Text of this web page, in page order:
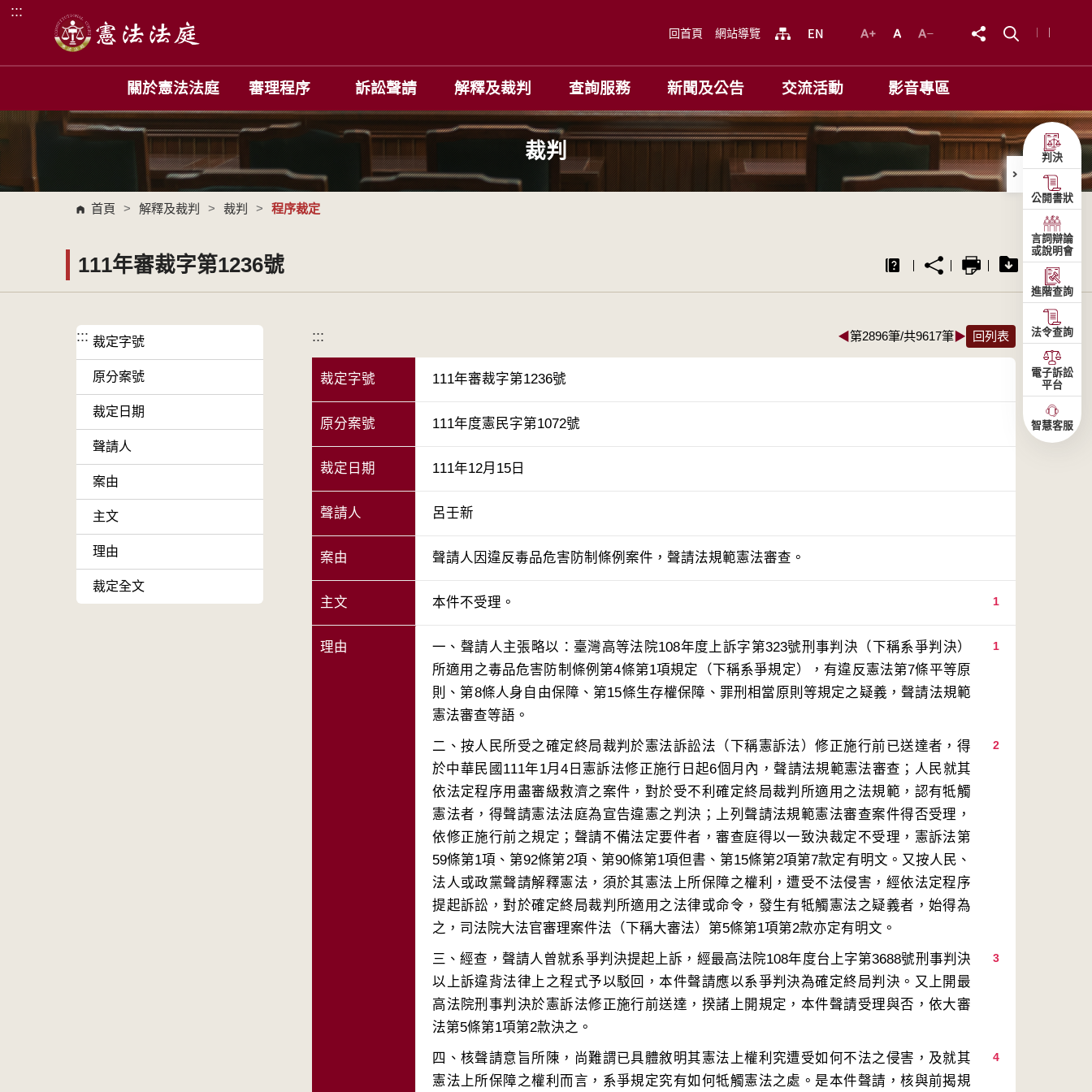
跳到主要內容區塊
:::
回首頁 網站導覽
關於憲法法庭 審理程序 訴訟聲請 解釋及裁判 查詢服務 新聞及公告 交流活動 影音專區
裁判
首頁 > 解釋及裁判 > 裁判 > 程序裁定
111年審裁字第1236號
::: 裁定字號
原分案號
裁定日期
聲請人
案由
主文
理由
裁定全文
::: ◀第2896筆/共9617筆▶ 回列表
裁定字號 111年審裁字第1236號
原分案號 111年度憲民字第1072號
裁定日期 111年12月15日
聲請人 呂壬新
案由 聲請人因違反毒品危害防制條例案件，聲請法規範憲法審查。
主文 1
本件不受理。
理由 1
一、聲請人主張略以：臺灣高等法院108年度上訴字第323號刑事判決（下稱系爭判決）
所適用之毒品危害防制條例第4條第1項規定（下稱系爭規定），有違反憲法第7條平等原
則、第8條人身自由保障、第15條生存權保障、罪刑相當原則等規定之疑義，聲請法規範
2
二、按人民所受之確定終局裁判於憲法訴訟法（下稱憲訴法）修正施行前已送達者，得
於中華民國111年1月4日憲訴法修正施行日起6個月內，聲請法規範憲法審查；人民就其
依法定程序用盡審級救濟之案件，對於受不利確定終局裁判所適用之法規範，認有牴觸
憲法者，得聲請憲法法庭為宣告違憲之判決；上列聲請法規範憲法審查案件得否受理，
依修正施行前之規定；聲請不備法定要件者，審查庭得以一致決裁定不受理，憲訴法第
59條第1項、第92條第2項、第90條第1項但書、第15條第2項第7款定有明文。又按人民、
法人或政黨聲請解釋憲法，須於其憲法上所保障之權利，遭受不法侵害，經依法定程序
提起訴訟，對於確定終局裁判所適用之法律或命令，發生有牴觸憲法之疑義者，始得為
3
三、經查，聲請人曾就系爭判決提起上訴，經最高法院108年度台上字第3688號刑事判決
以上訴違背法律上之程式予以駁回，本件聲請應以系爭判決為確定終局判決。又上開最
高法院刑事判決於憲訴法修正施行前送達，揆諸上開規定，本件聲請受理與否，依大審
4
四、核聲請意旨所陳，尚難謂已具體敘明其憲法上權利究遭受如何不法之侵害，及就其
憲法上所保障之權利而言，系爭規定究有如何牴觸憲法之處。是本件聲請，核與前揭規
判決
公開書狀
言詞辯論
或說明會
進階查詢
法令查詢
電子訴訟
平台
智慧客服